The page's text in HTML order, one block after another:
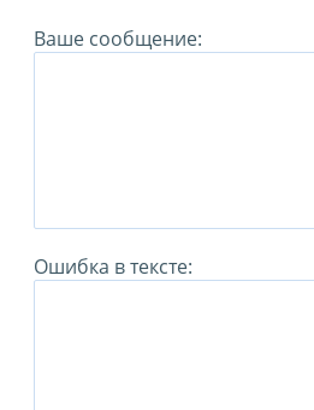
Ваше сообщение:
Ошибка в тексте: